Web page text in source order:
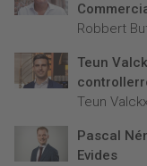
Robbert
Teun
Teun
Pascal
Evides